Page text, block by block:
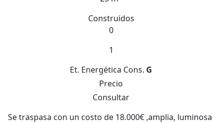
Construidos
0
1
Et. Energética Cons. G
Precio
Consultar
Se traspasa con un costo de 18.000€ ,amplia, luminosa